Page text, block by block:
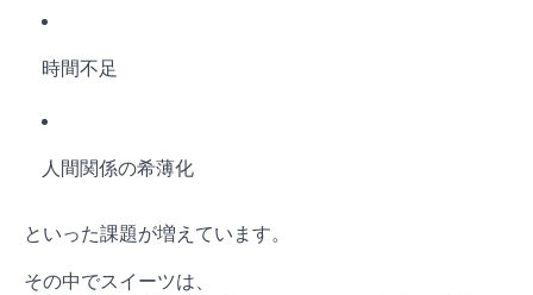
時間不足
人間関係の希薄化
といった課題が増えています。
その中でスイーツは、